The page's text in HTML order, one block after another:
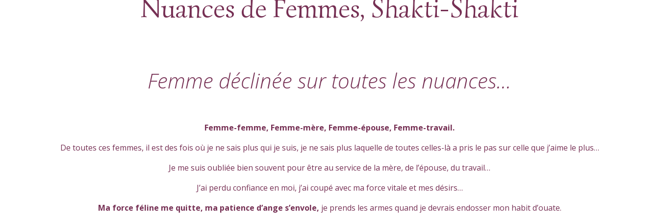
Nuances de Femmes, Shakti-Shakti
Femme déclinée sur toutes les nuances…
Femme-femme, Femme-mère, Femme-épouse, Femme-travail.
De toutes ces femmes, il est des fois où je ne sais plus qui je suis, je ne sais plus laquelle de toutes celles-là a pris le pas sur celle que j’aime le plus…
Je me suis oubliée bien souvent pour être au service de la mère, de l’épouse, du travail…
J’ai perdu confiance en moi, j’ai coupé avec ma force vitale et mes désirs…
Ma force féline me quitte, ma patience d’ange s’envole, je prends les armes quand je devrais endosser mon habit d’ouate.